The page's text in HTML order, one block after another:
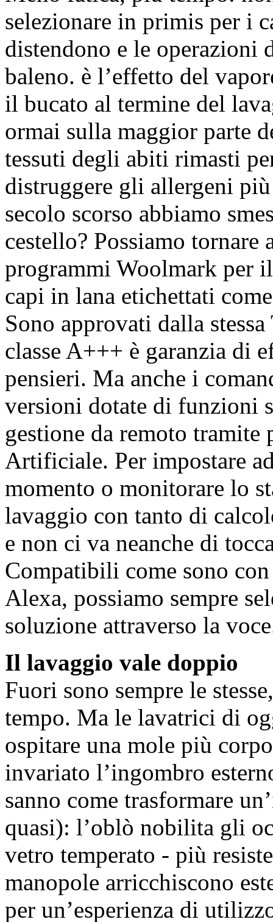
selezionare in primis per i
distendono e le operazioni
baleno. è l’effetto del
il bucato al termine del
ormai sulla maggior parte
tessuti degli abiti rimasti
distruggere gli allergeni
secolo scorso abbiamo
cestello? Possiamo
programmi Woolmark per
capi in lana etichettati
Sono approvati dalla
classe A+++ è garanzia di
pensieri. Ma anche i
versioni dotate di funzioni
gestione da remoto
Artificiale. Per impostare
momento o monitorare lo
lavaggio con tanto di
e non ci va neanche di
Compatibili come sono
Alexa, possiamo sempre
soluzione attraverso la
Il lavaggio vale doppio
Fuori sono sempre le
tempo. Ma le lavatrici di
ospitare una mole più
invariato l’ingombro
sanno come trasformare
quasi): l’oblò nobilita gli
vetro temperato - più
manopole arricchiscono
per un’esperienza di